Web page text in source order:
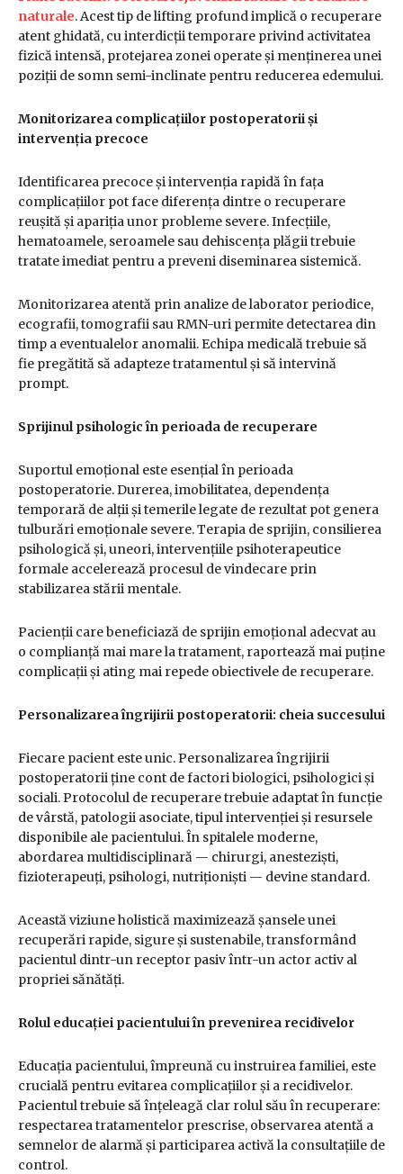
naturale. Acest tip de lifting profund implică o recuperare
atent ghidată, cu interdicții temporare privind activitatea
fizică intensă, protejarea zonei operate și menținerea unei
poziții de somn semi-inclinate pentru reducerea edemului.
Monitorizarea complicațiilor postoperatorii și
intervenția precoce
Identificarea precoce și intervenția rapidă în fața
complicațiilor pot face diferența dintre o recuperare
reușită și apariția unor probleme severe. Infecțiile,
hematoamele, seroamele sau dehiscența plăgii trebuie
tratate imediat pentru a preveni diseminarea sistemică.
Monitorizarea atentă prin analize de laborator periodice,
ecografii, tomografii sau RMN-uri permite detectarea din
timp a eventualelor anomalii. Echipa medicală trebuie să
fie pregătită să adapteze tratamentul și să intervină
prompt.
Sprijinul psihologic în perioada de recuperare
Suportul emoțional este esențial în perioada
postoperatorie. Durerea, imobilitatea, dependența
temporară de alții și temerile legate de rezultat pot genera
tulburări emoționale severe. Terapia de sprijin, consilierea
psihologică și, uneori, intervențiile psihoterapeutice
formale accelerează procesul de vindecare prin
stabilizarea stării mentale.
Pacienții care beneficiază de sprijin emoțional adecvat au
o complianță mai mare la tratament, raportează mai puține
complicații și ating mai repede obiectivele de recuperare.
Personalizarea îngrijirii postoperatorii: cheia succesului
Fiecare pacient este unic. Personalizarea îngrijirii
postoperatorii ține cont de factori biologici, psihologici și
sociali. Protocolul de recuperare trebuie adaptat în funcție
de vârstă, patologii asociate, tipul intervenției și resursele
disponibile ale pacientului. În spitalele moderne,
abordarea multidisciplinară — chirurgi, anesteziști,
fizioterapeuți, psihologi, nutriționiști — devine standard.
Această viziune holistică maximizează șansele unei
recuperări rapide, sigure și sustenabile, transformând
pacientul dintr-un receptor pasiv într-un actor activ al
propriei sănătăți.
Rolul educației pacientului în prevenirea recidivelor
Educația pacientului, împreună cu instruirea familiei, este
crucială pentru evitarea complicațiilor și a recidivelor.
Pacientul trebuie să înțeleagă clar rolul său în recuperare:
respectarea tratamentelor prescrise, observarea atentă a
semnelor de alarmă și participarea activă la consultațiile de
control.